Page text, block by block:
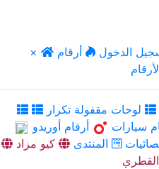
× الدخول
أرقام
لوحات مقفولة تكرار
سيارات
أرقام أوريدو
المنتدى
كيو مزاد
القطري